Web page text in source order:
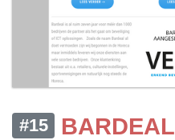
#15
BARDEAL